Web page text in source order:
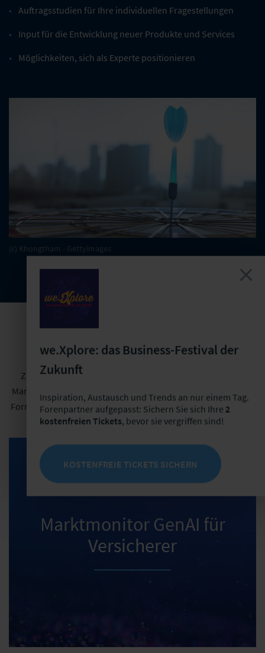
Auftragsstudien für Ihre individuellen Fragestellungen
Input für die Entwicklung neuer Produkte und Services
Möglichkeiten, sich als Experte positionieren
(c) Khongtham - Gettyimages
Marktmonitore
Zu verschiedenen Themen bieten wir Ihnen regelmäßige
Marktanalysen, die Sie zu einem bestimmten Schwerpunkt in
Form eines "Marktmonitors" stets auf dem Laufenden halten.
Marktmonitor GenAI für
Versicherer
we.Xplore: das Business-Festival der
Zukunft
Inspiration, Austausch und Trends an nur einem Tag.
Forenpartner aufgepasst: Sichern Sie sich Ihre 2
kostenfreien Tickets, bevor sie vergriffen sind!
KOSTENFREIE TICKETS SICHERN